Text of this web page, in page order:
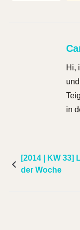
Hi,
in
[2014 | KW 33]
der Woche